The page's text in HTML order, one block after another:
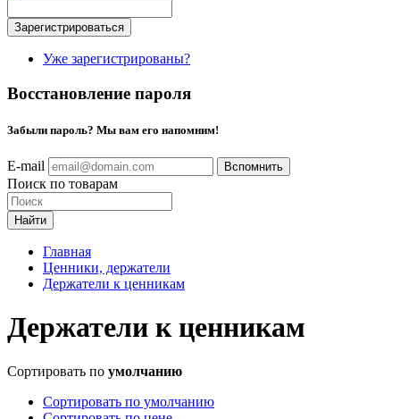
Уже зарегистрированы?
Восстановление пароля
Забыли пароль? Мы вам его напомним!
E-mail
Поиск по товарам
Найти
Главная
Ценники, держатели
Держатели к ценникам
Держатели к ценникам
Сортировать по умолчанию
Сортировать по умолчанию